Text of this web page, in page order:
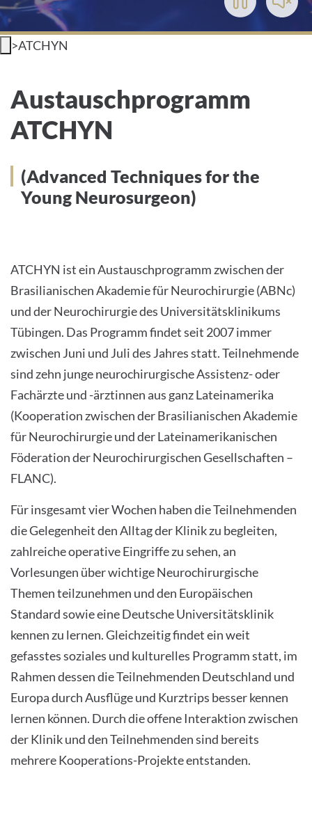
Play/Pause
Video
INTERNATIONALE PATIENTEN
LEICHTE SPRACHE
Deutsch
>ATCHYN
Austauschprogramm ATCHYN
(Advanced Techniques for the
Young Neurosurgeon)
Austauschprogramm
ATCHYN
(Advanced Techniques for the
Young Neurosurgeon)
ATCHYN ist ein Austauschprogramm zwischen der
Brasilianischen Akademie für Neurochirurgie (ABNc)
und der Neurochirurgie des Universitätsklinikums
Tübingen. Das Programm findet seit 2007 immer
zwischen Juni und Juli des Jahres statt. Teilnehmende
sind zehn junge neurochirurgische Assistenz- oder
Fachärzte und -ärztinnen aus ganz Lateinamerika
(Kooperation zwischen der Brasilianischen Akademie
für Neurochirurgie und der Lateinamerikanischen
Föderation der Neurochirurgischen Gesellschaften –
FLANC).
Für insgesamt vier Wochen haben die Teilnehmenden
die Gelegenheit den Alltag der Klinik zu begleiten,
zahlreiche operative Eingriffe zu sehen, an
Vorlesungen über wichtige Neurochirurgische
Themen teilzunehmen und den Europäischen
Standard sowie eine Deutsche Universitätsklinik
kennen zu lernen. Gleichzeitig findet ein weit
gefasstes soziales und kulturelles Programm statt, im
Rahmen dessen die Teilnehmenden Deutschland und
Europa durch Ausflüge und Kurztrips besser kennen
lernen können. Durch die offene Interaktion zwischen
der Klinik und den Teilnehmenden sind bereits
mehrere Kooperations-Projekte entstanden.